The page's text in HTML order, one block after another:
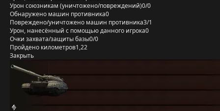
Урон союзникам (уничтожено/повреждений)0/0
Обнаружено машин противника0
Повреждено/уничтожено машин противника3/1
Урон, нанесённый с помощью данного игрока0
Очки захвата/защиты базы0/0
Пройдено километров1,22
Закрыть